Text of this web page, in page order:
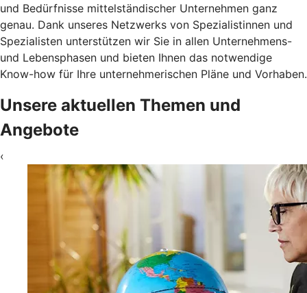
und Bedürfnisse mittelständischer Unternehmen ganz
genau. Dank unseres Netzwerks von Spezialistinnen und
Spezialisten unterstützen wir Sie in allen Unternehmens-
und Lebensphasen und bieten Ihnen das notwendige
Know-how für Ihre unternehmerischen Pläne und Vorhaben.
Unsere aktuellen Themen und
Angebote
‹